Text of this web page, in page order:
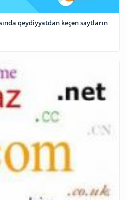
qeydiyyatdan keçən saytların